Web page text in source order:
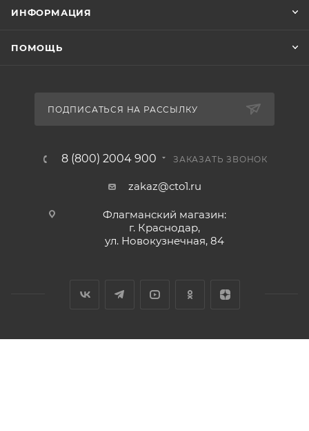
ИНФОРМАЦИЯ
ПОМОЩЬ
ПОДПИСАТЬСЯ НА РАССЫЛКУ
8 (800) 2004 900 ЗАКАЗАТЬ ЗВОНОК
zakaz@cto1.ru
Флагманский магазин:
г. Краснодар,
ул. Новокузнечная, 84